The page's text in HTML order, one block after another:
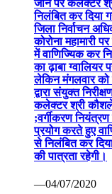
जाने पर कलेक्टर
निलंबित कर दिया
जिला निर्वाचन
कोरोना महामारी
में वाणिज्यिक कर
का ढ़ाबा
लेकिन मंगलवार को
द्वारा संयुक्त
कलेक्टर श्री
;वर्गीकरण
प्रयोग करते हुए
से निलंबित कर
की पात्रता रहेगी।
—04/07/2020